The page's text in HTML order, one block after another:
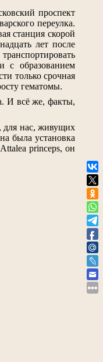
проспект
переулка.
станция скорой
лет после
с образованием
только срочная
гематомы.
И всё же, факты,
для нас, живущих
была установка
princeps, он